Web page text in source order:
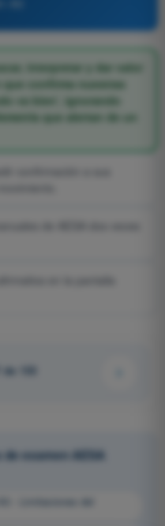
interpretar y dar valor
confirma nuestras
va bien', ignorando
que alertan de un
133
examen AESA
- Limitaciones del